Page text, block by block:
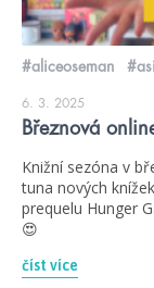
#aliceoseman
6. 3. 2025
Březnová
Knižní sezóna v
tuna nových
prequelu Hunger
😍
číst více